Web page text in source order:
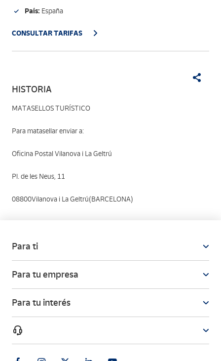
País: España
CONSULTAR TARIFAS
HISTORIA
MATASELLOS TURÍSTICO
Para matasellar enviar a:
Oficina Postal Vilanova i La Geltrú
Pl. de les Neus, 11
08800Vilanova i La Geltrú(BARCELONA)
Para ti
Para tu empresa
Para tu interés